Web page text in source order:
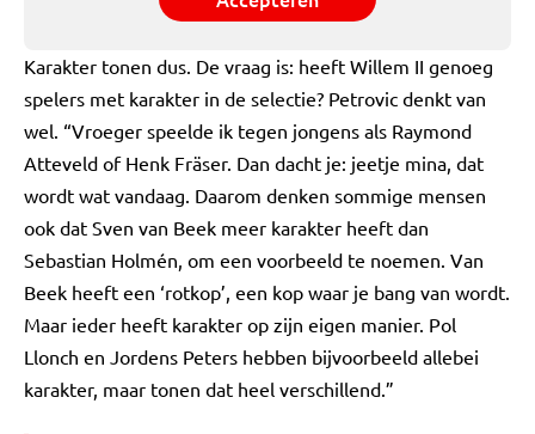
Karakter tonen dus. De vraag is: heeft Willem II genoeg
spelers met karakter in de selectie? Petrovic denkt van
wel. “Vroeger speelde ik tegen jongens als Raymond
Atteveld of Henk Fräser. Dan dacht je: jeetje mina, dat
wordt wat vandaag. Daarom denken sommige mensen
ook dat Sven van Beek meer karakter heeft dan
Sebastian Holmén, om een voorbeeld te noemen. Van
Beek heeft een ‘rotkop’, een kop waar je bang van wordt.
Maar ieder heeft karakter op zijn eigen manier. Pol
Llonch en Jordens Peters hebben bijvoorbeeld allebei
karakter, maar tonen dat heel verschillend.”